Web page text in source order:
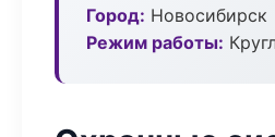
Город: Новосибирск
Режим работы: